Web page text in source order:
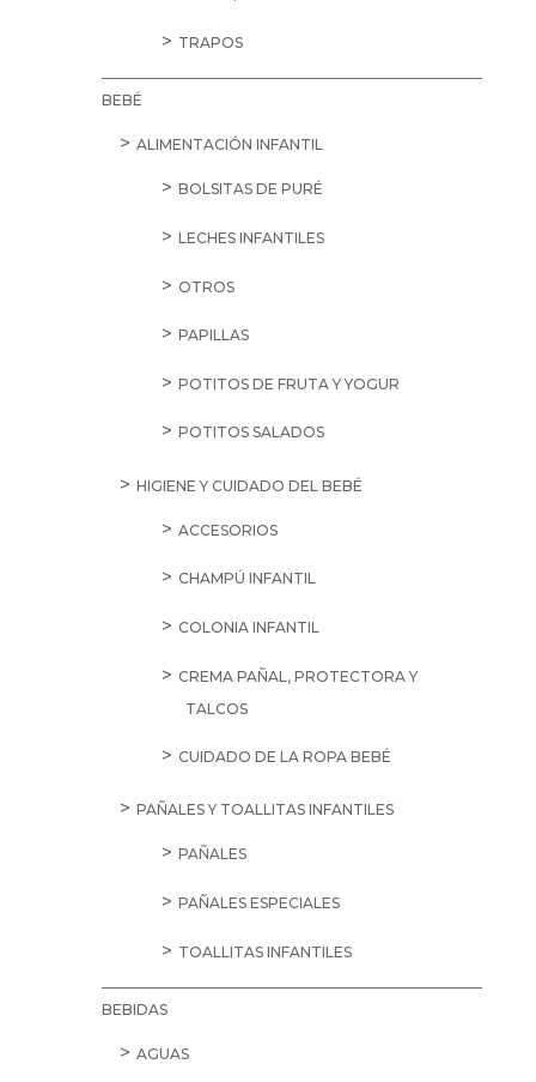
TRAPOS
BEBÉ
ALIMENTACIÓN INFANTIL
BOLSITAS DE PURÉ
LECHES INFANTILES
OTROS
PAPILLAS
POTITOS DE FRUTA Y YOGUR
POTITOS SALADOS
HIGIENE Y CUIDADO DEL BEBÉ
ACCESORIOS
CHAMPÚ INFANTIL
COLONIA INFANTIL
CREMA PAÑAL, PROTECTORA Y
TALCOS
CUIDADO DE LA ROPA BEBÉ
PAÑALES Y TOALLITAS INFANTILES
PAÑALES
PAÑALES ESPECIALES
TOALLITAS INFANTILES
BEBIDAS
AGUAS